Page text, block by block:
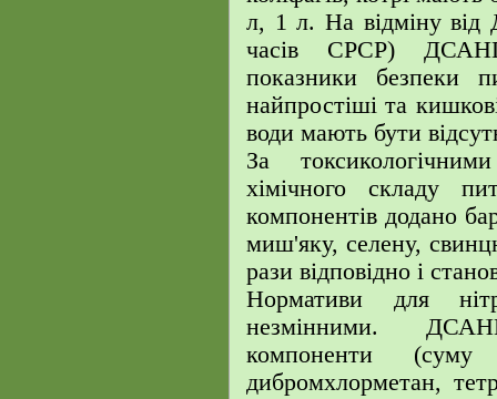
л, 1 л. На відміну
часів СРСР)
показники безпеки
найпростіші та
води мають бути
За
хімічного складу
компонентів додано
миш'яку, селену,
рази відповідно і
Нормативи для
незмінними.
компоненти (суму
дибромхлорметан,